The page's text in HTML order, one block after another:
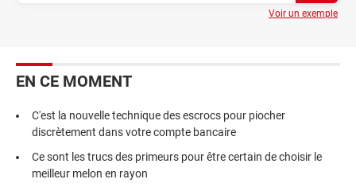
Voir un exemple
EN CE MOMENT
C'est la nouvelle technique des escrocs pour piocher
discrètement dans votre compte bancaire
Ce sont les trucs des primeurs pour être certain de choisir le
meilleur melon en rayon